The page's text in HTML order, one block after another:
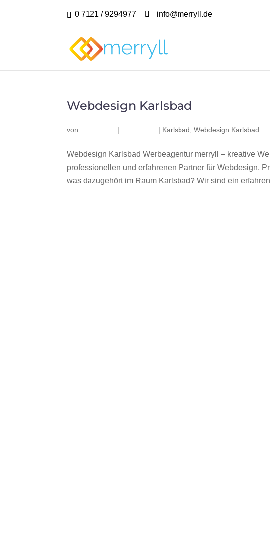
0 7121 / 9294977 info@merryll.de
Webdesign Karlsbad
von | | Karlsbad ,Webdesign Karlsbad
Webdesign Karlsbad Werbeagentur merryll – kreative
professionellen und erfahrenen Partner für Webdesign,
was dazugehört im Raum Karlsbad? Wir sind ein